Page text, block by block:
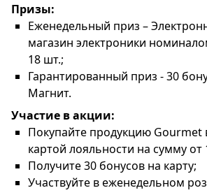
Призы:
Еженедельный приз –
магазин электроники
18 шт.;
Гарантированный приз - 30
Магнит.
Участие в акции:
Покупайте продукцию Gourmet
картой лояльности на сумму от
Получите 30 бонусов на карту;
Участвуйте в еженедельном